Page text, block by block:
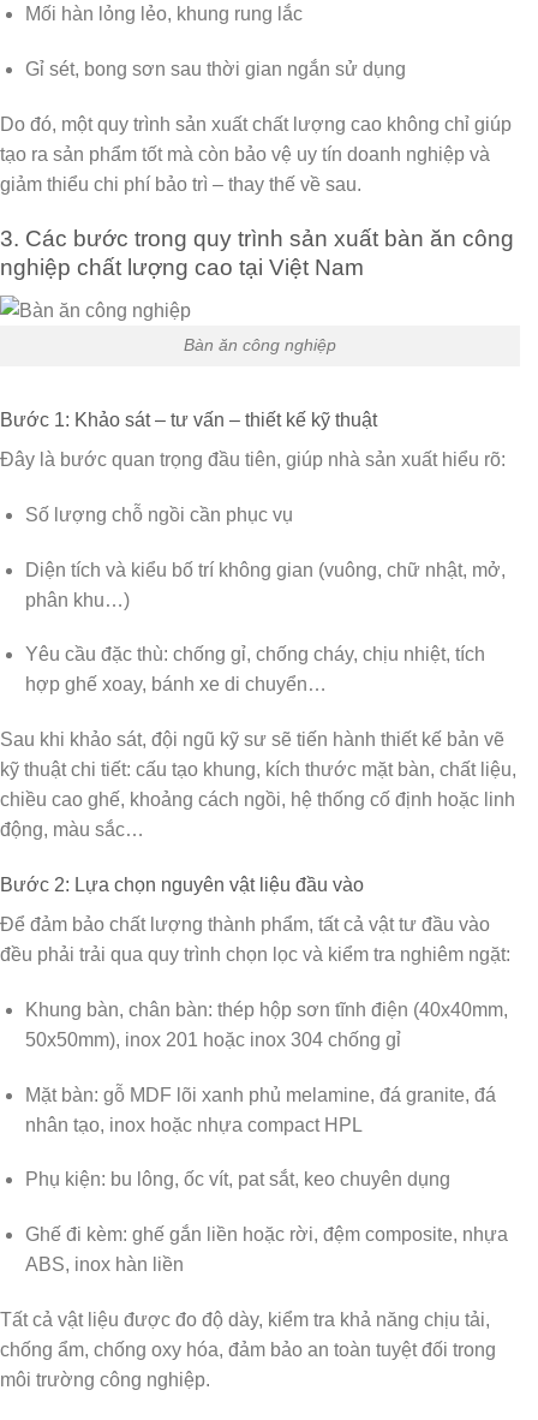
Mối hàn lỏng lẻo, khung rung lắc
Gỉ sét, bong sơn sau thời gian ngắn sử dụng
Do đó, một quy trình sản xuất chất lượng cao không chỉ giúp
tạo ra sản phẩm tốt mà còn bảo vệ uy tín doanh nghiệp và
giảm thiểu chi phí bảo trì – thay thế về sau.
3. Các bước trong quy trình sản xuất bàn ăn công
nghiệp chất lượng cao tại Việt Nam
Bàn ăn công nghiệp
Bước 1: Khảo sát – tư vấn – thiết kế kỹ thuật
Đây là bước quan trọng đầu tiên, giúp nhà sản xuất hiểu rõ:
Số lượng chỗ ngồi cần phục vụ
Diện tích và kiểu bố trí không gian (vuông, chữ nhật, mở,
phân khu…)
Yêu cầu đặc thù: chống gỉ, chống cháy, chịu nhiệt, tích
hợp ghế xoay, bánh xe di chuyển…
Sau khi khảo sát, đội ngũ kỹ sư sẽ tiến hành thiết kế bản vẽ
kỹ thuật chi tiết: cấu tạo khung, kích thước mặt bàn, chất liệu,
chiều cao ghế, khoảng cách ngồi, hệ thống cố định hoặc linh
động, màu sắc…
Bước 2: Lựa chọn nguyên vật liệu đầu vào
Để đảm bảo chất lượng thành phẩm, tất cả vật tư đầu vào
đều phải trải qua quy trình chọn lọc và kiểm tra nghiêm ngặt:
Khung bàn, chân bàn: thép hộp sơn tĩnh điện (40x40mm,
50x50mm), inox 201 hoặc inox 304 chống gỉ
Mặt bàn: gỗ MDF lõi xanh phủ melamine, đá granite, đá
nhân tạo, inox hoặc nhựa compact HPL
Phụ kiện: bu lông, ốc vít, pat sắt, keo chuyên dụng
Ghế đi kèm: ghế gắn liền hoặc rời, đệm composite, nhựa
ABS, inox hàn liền
Tất cả vật liệu được đo độ dày, kiểm tra khả năng chịu tải,
chống ẩm, chống oxy hóa, đảm bảo an toàn tuyệt đối trong
môi trường công nghiệp.